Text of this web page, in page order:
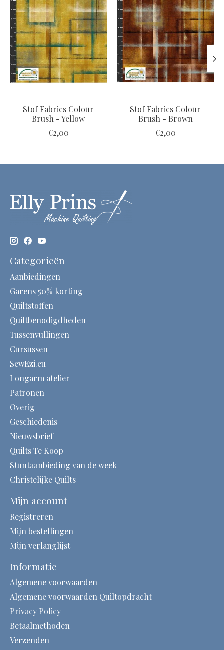
Stof Fabrics Colour
Brush - Yellow
€2,00
Stof Fabrics Colour
Brush - Brown
€2,00
Categorieën
Aanbiedingen
Garens 50% korting
Quiltstoffen
Quiltbenodigdheden
Tussenvullingen
Cursussen
SewEzi.eu
Longarm atelier
Patronen
Overig
Geschiedenis
Nieuwsbrief
Quilts Te Koop
Stuntaanbieding van de week
Christelijke Quilts
Mijn account
Registreren
Mijn bestellingen
Mijn verlanglijst
Informatie
Algemene voorwaarden
Algemene voorwaarden Quiltopdracht
Privacy Policy
Betaalmethoden
Verzenden